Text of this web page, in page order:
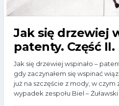
Jak się drzewiej
patenty. Część II.
Jak się drzewiej wspinało –
gdy zaczynałem się wspinać
już na szczęście z mody, w czym
wypadek zespołu Biel – Żuławski